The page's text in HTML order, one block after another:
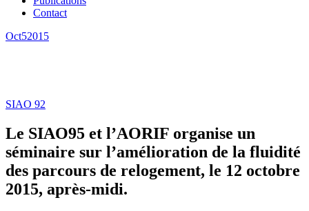
Contact
Oct52015
SIAO 92
Le SIAO95 et l’AORIF organise un
séminaire sur l’amélioration de la fluidité
des parcours de relogement, le 12 octobre
2015, après-midi.